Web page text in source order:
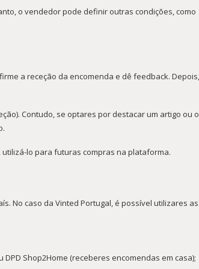
o vendedor pode definir outras condições, como
a receção da encomenda e dê feedback. Depois,
Contudo, se optares por destacar um artigo ou o
lo para futuras compras na plataforma.
No caso da Vinted Portugal, é possível utilizares as
Shop2Home (receberes encomendas em casa);